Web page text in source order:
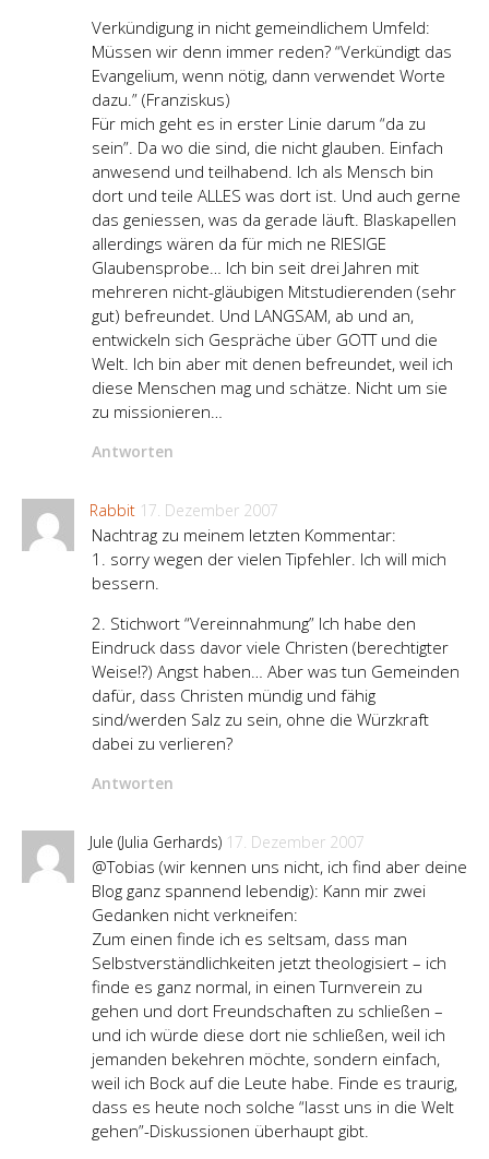
Verkündigung in nicht gemeindlichem Umfeld:
Müssen wir denn immer reden? “Verkündigt das
Evangelium, wenn nötig, dann verwendet Worte
dazu.” (Franziskus)
Für mich geht es in erster Linie darum “da zu
sein”. Da wo die sind, die nicht glauben. Einfach
anwesend und teilhabend. Ich als Mensch bin
dort und teile ALLES was dort ist. Und auch gerne
das geniessen, was da gerade läuft. Blaskapellen
allerdings wären da für mich ne RIESIGE
Glaubensprobe… Ich bin seit drei Jahren mit
mehreren nicht-gläubigen Mitstudierenden (sehr
gut) befreundet. Und LANGSAM, ab und an,
entwickeln sich Gespräche über GOTT und die
Welt. Ich bin aber mit denen befreundet, weil ich
diese Menschen mag und schätze. Nicht um sie
zu missionieren…
Antworten
Rabbit 17. Dezember 2007
Nachtrag zu meinem letzten Kommentar:
1. sorry wegen der vielen Tipfehler. Ich will mich
bessern.
2. Stichwort “Vereinnahmung” Ich habe den
Eindruck dass davor viele Christen (berechtigter
Weise!?) Angst haben… Aber was tun Gemeinden
dafür, dass Christen mündig und fähig
sind/werden Salz zu sein, ohne die Würzkraft
dabei zu verlieren?
Antworten
Jule (Julia Gerhards) 17. Dezember 2007
@Tobias (wir kennen uns nicht, ich find aber deine
Blog ganz spannend lebendig): Kann mir zwei
Gedanken nicht verkneifen:
Zum einen finde ich es seltsam, dass man
Selbstverständlichkeiten jetzt theologisiert – ich
finde es ganz normal, in einen Turnverein zu
gehen und dort Freundschaften zu schließen –
und ich würde diese dort nie schließen, weil ich
jemanden bekehren möchte, sondern einfach,
weil ich Bock auf die Leute habe. Finde es traurig,
dass es heute noch solche “lasst uns in die Welt
gehen”-Diskussionen überhaupt gibt.